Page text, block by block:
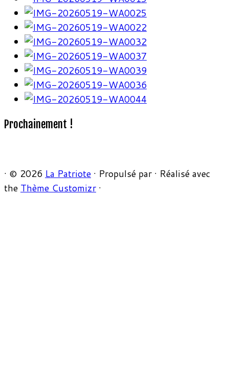
Prochainement !
· © 2026 La Patriote · Propulsé par · Réalisé avec
the Thème Customizr ·